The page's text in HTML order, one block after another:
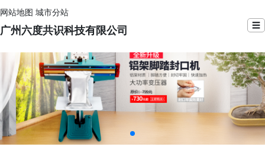
网站地图 城市分站
广州六度共识科技有限公司 ☰